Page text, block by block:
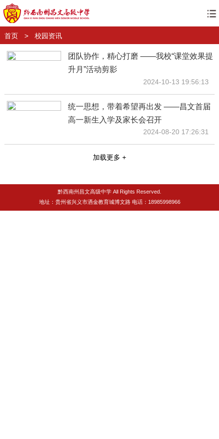
首页 > 校园资讯
团队协作，精心打磨 ——我校“课堂效果提
升月”活动剪影
2024-10-13 19:56:13
统一思想，带着希望再出发 ——昌文首届
高一新生入学及家长会召开
2024-08-20 17:26:31
加载更多 +
黔西南州昌文高级中学 All Rights Reserved.
地址：贵州省兴义市洒金教育城博文路 电话：18985998966